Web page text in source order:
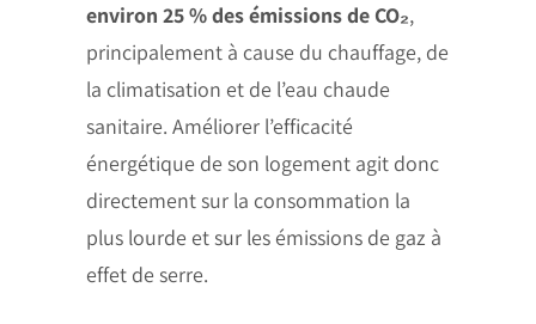
environ 25 % des émissions de CO₂,
principalement à cause du chauffage, de
la climatisation et de l’eau chaude
sanitaire. Améliorer l’efficacité
énergétique de son logement agit donc
directement sur la consommation la
plus lourde et sur les émissions de gaz à
effet de serre.